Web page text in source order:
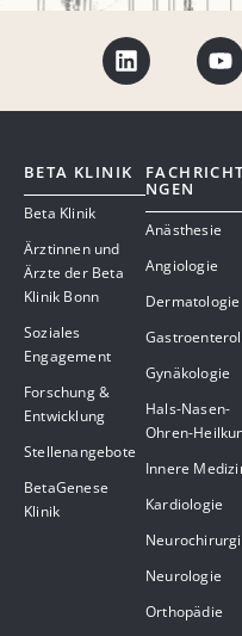
BETA KLINIK
Beta Klinik
Ärztinnen und
Ärzte der Beta
Klinik Bonn
Soziales
Engagement
Forschung &
Entwicklung
Stellenangebote
BetaGenese
Klinik
NGEN
Anästhesie
Angiologie
Dermatologie
Gynäkologie
Hals-Nasen-
Ohren-
Innere
Kardiologie
Neurologie
Orthopädie